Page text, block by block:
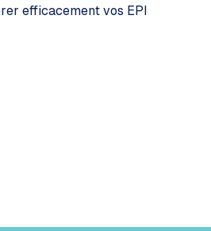
efficacement vos EPI